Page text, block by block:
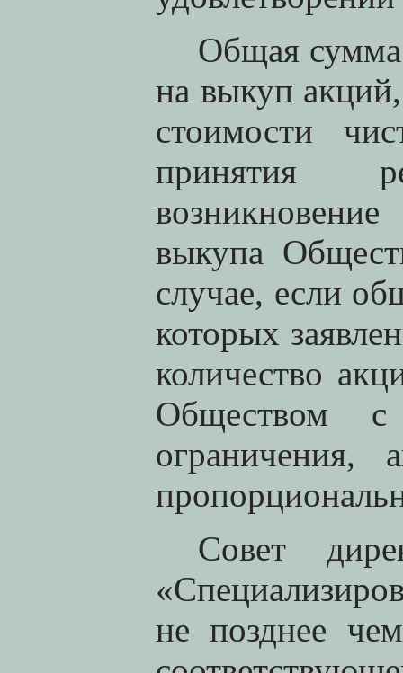
Общая сумма
на выкуп
стоимости
принятия
выкупа
случае, если
которых
количество
Обществом с
ограничения,
Совет
не позднее